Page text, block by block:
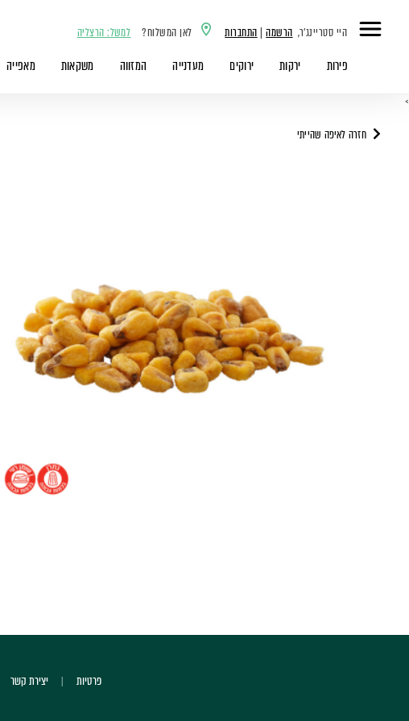
היי סטריינג'ר, הרשמה| התחברות לאן המשלוח? למשל: הרצליה
פירות ירקות ירוקים מעדנייה המזווה משקאות מאפייה
>
חזרה לאיפה שהייתי
פרטיות יצירת קשר